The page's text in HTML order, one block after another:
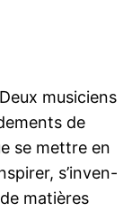
musiciens
de
se mettre en
s’inven-
matières